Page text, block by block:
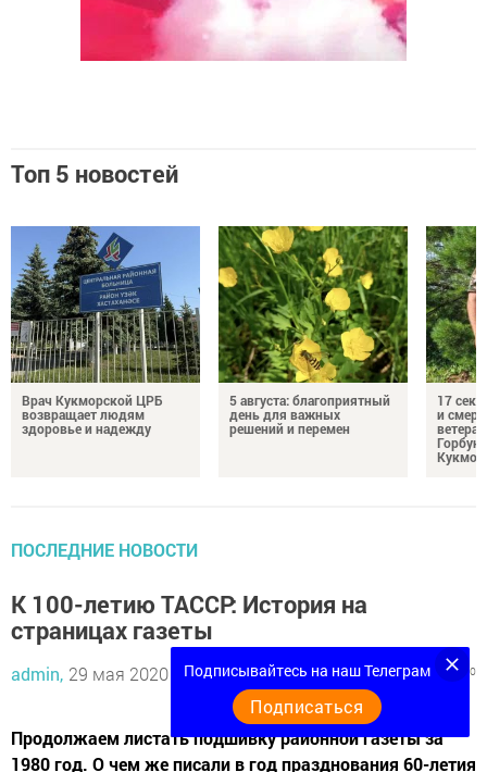
Топ 5 новостей
Врач Кукморской ЦРБ
возвращает людям
здоровье и надежду
5 августа: благоприятный
день для важных
решений и перемен
17
и
ПОСЛЕДНИЕ НОВОСТИ
К 100-летию ТАССР: История на
страницах газеты
admin, 29 мая 2020 - 09:49 671 0 0
Продолжаем листать подшивку районной газеты за
1980 год. О чем же писали в год празднования 60-летия
Подписывайтесь на наш Телеграм
Подписаться